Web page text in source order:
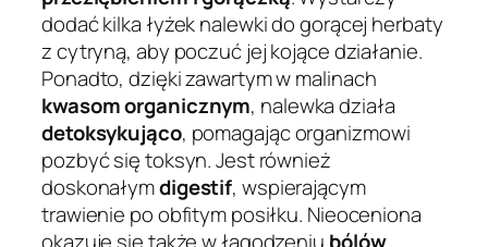
dodać kilka łyżek nalewki do gorącej herbaty
z cytryną, aby poczuć jej kojące działanie.
Ponadto, dzięki zawartym w malinach
kwasom organicznym, nalewka działa
detoksykująco, pomagając organizmowi
pozbyć się toksyn. Jest również
doskonałymdigestif, wspierającym
trawienie po obfitym posiłku. Nieoceniona
okazuje się także w łagodzeniu bólów